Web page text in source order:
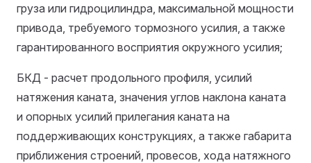
груза или гидроцилиндра, максимальной мощности
привода, требуемого тормозного усилия, а также
гарантированного восприятия окружного усилия;
БКД - расчет продольного профиля, усилий
натяжения каната, значения углов наклона каната
и опорных усилий прилегания каната на
поддерживающих конструкциях, а также габарита
приближения строений, провесов, хода натяжного